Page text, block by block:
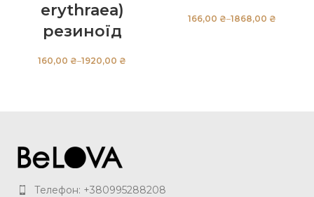
erythraea)
резиноїд
₴ ₴
₴ ₴
Телефон: +380995288208